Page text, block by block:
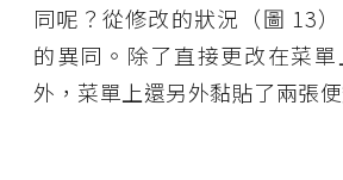
同呢？從修改的狀況（圖 13
的異同。除了直接更改在菜
外，菜單上還另外黏貼了兩張